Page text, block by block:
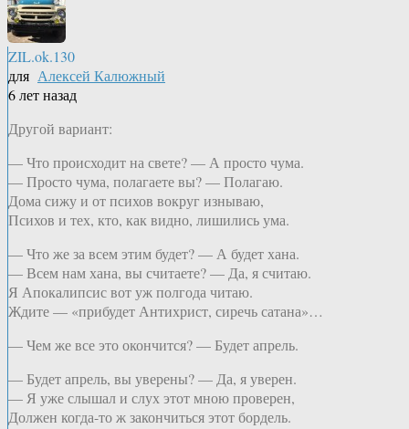
ZIL.ok.130
для Алексей Калюжный
6 лет назад
Другой вариант:
— Что происходит на свете? — А просто чума.
— Просто чума, полагаете вы? — Полагаю.
Дома сижу и от психов вокруг изнываю,
Психов и тех, кто, как видно, лишились ума.
— Что же за всем этим будет? — А будет хана.
— Всем нам хана, вы считаете? — Да, я считаю.
Я Апокалипсис вот уж полгода читаю.
Ждите — «прибудет Антихрист, сиречь сатана»…
— Чем же все это окончится? — Будет апрель.
— Будет апрель, вы уверены? — Да, я уверен.
— Я уже слышал и слух этот мною проверен,
Должен когда-то ж закончиться этот бордель.